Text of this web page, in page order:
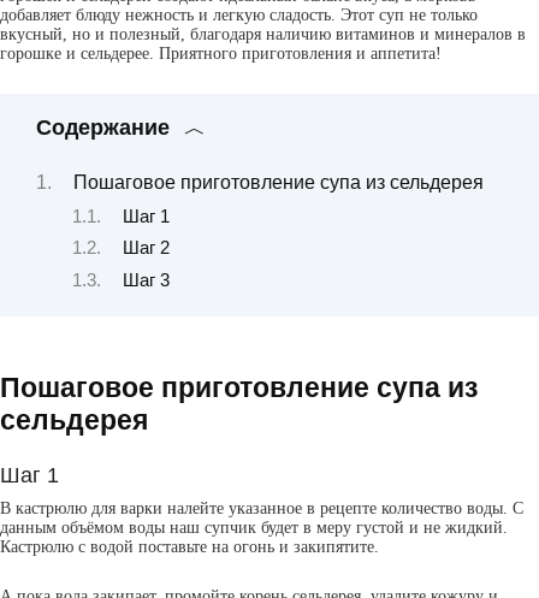
добавляет блюду нежность и легкую сладость. Этот суп не только
вкусный, но и полезный, благодаря наличию витаминов и минералов в
горошке и сельдерее. Приятного приготовления и аппетита!
Содержание
Пошаговое приготовление супа из сельдерея
Шаг 1
Шаг 2
Шаг 3
Пошаговое приготовление супа из
сельдерея
Шаг 1
В кастрюлю для варки налейте указанное в рецепте количество воды. С
данным объёмом воды наш супчик будет в меру густой и не жидкий.
Кастрюлю с водой поставьте на огонь и закипятите.